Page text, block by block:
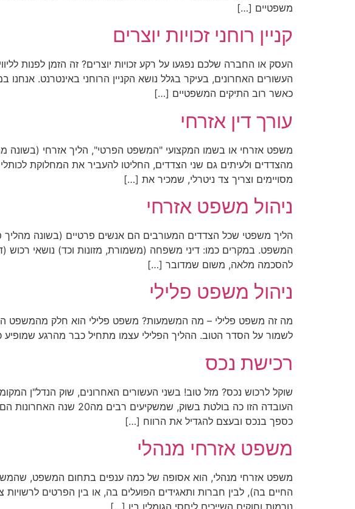
משפטיים […]
קניין רוחני זכויות יוצרים
העשורים האחרונים, בעיקר בגלל נושא הקניין הרוחני באינטרנט. אנחנו
כאשר רוב התיקים המשפטיים […]
עורך דין אזרחי
משפט אזרחי או בשמו המקצועי "המשפט הפרטי", הליך אזרחי (בשונה
מהצדדים ולעיתים גם שני הצדדים, החליטו להעביר את המחלוקת
מסויימים וצריך צד ניטרלי, שמכיר את […]
ניהול משפט אזרחי
הליך משפטי שכל הצדדים המעורבים הם אנשים פרטיים (בשונה
המשפט. במקרים כמו: דיני משפחה (משמורת, מזונות וכד) נושאי רכוש (דיני
להסכמה מלאה, משום שמדובר […]
ניהול משפט פלילי
מה זה משפט פלילי – מה המשמעות? משפט פלילי הוא חלק מהמשפט
לשמור על הסדר הטוב. ההליך הפלילי עצמו מתחיל כבר מהרגע
רכישת נכס
שוקל לרכוש נכס? מזל טוב! בשני העשורים האחרונים, שוק הנדל"ן
העובדה הזו כה בולטת
כספך בנכס ובעצם להגדיל את הרווח […]
משפט אזרחי מנהלי
משפט אזרחי מנהלי, הוא אסופה של כמה ענפים בתחום המשפט,
החיים בה), לבין חברות ותאגידים הפועלים בה, או בין הפרטים